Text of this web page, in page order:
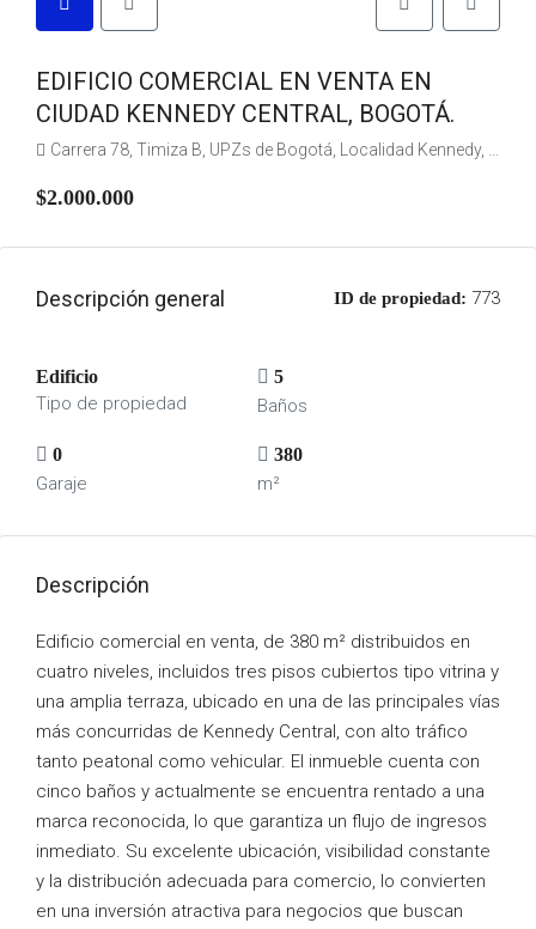
EDIFICIO COMERCIAL EN VENTA EN
CIUDAD KENNEDY CENTRAL, BOGOTÁ.
Carrera 78, Timiza B, UPZs de Bogotá, Localidad Kennedy, Bogotá, Bogotá, Distrito Capital, RAP (Especial) Central, 110841, Colombia
$2.000.000
Descripción general ID de propiedad: 773
Edificio
Tipo de propiedad
5
Baños
0
Garaje
380
m²
Descripción
Edificio comercial en venta, de 380 m² distribuidos en
cuatro niveles, incluidos tres pisos cubiertos tipo vitrina y
una amplia terraza, ubicado en una de las principales vías
más concurridas de Kennedy Central, con alto tráfico
tanto peatonal como vehicular. El inmueble cuenta con
cinco baños y actualmente se encuentra rentado a una
marca reconocida, lo que garantiza un flujo de ingresos
inmediato. Su excelente ubicación, visibilidad constante
y la distribución adecuada para comercio, lo convierten
en una inversión atractiva para negocios que buscan